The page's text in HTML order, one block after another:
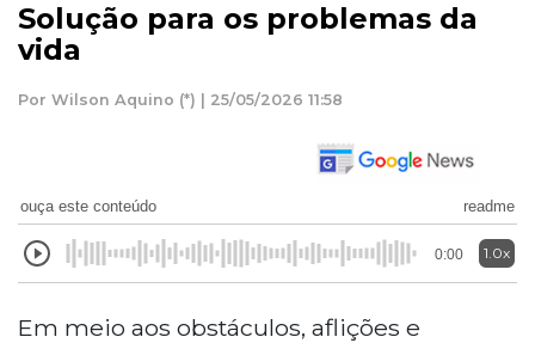
Solução para os problemas da
vida
Por Wilson Aquino (*) | 25/05/2026 11:58
ouça este conteúdo readme
0:00 1.0x
Em meio aos obstáculos, aflições e